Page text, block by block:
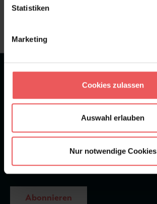
Statistiken
Marketing
Cookies zulassen
Auswahl erlauben
Nur notwendige Cookies
Frage stellen
Newsletter
Abonnieren